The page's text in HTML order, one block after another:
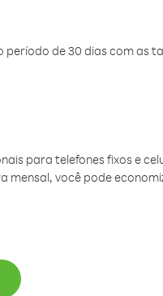
período de 30 dias com as
para telefones fixos e
mensal, você pode